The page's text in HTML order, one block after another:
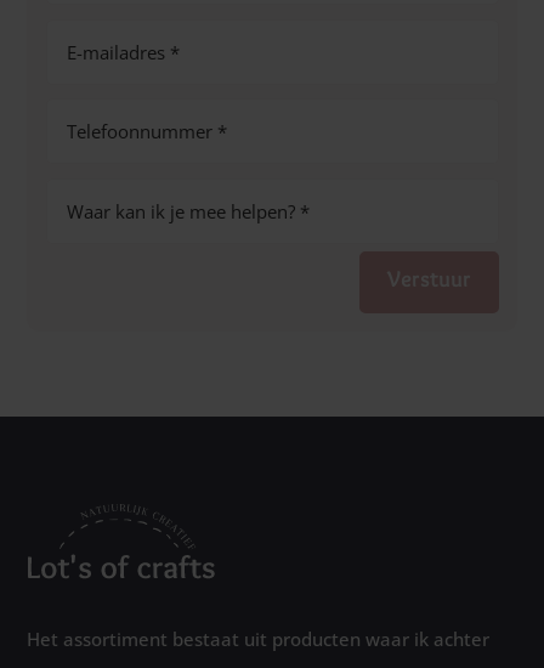
Het assortiment bestaat uit producten waar ik achter